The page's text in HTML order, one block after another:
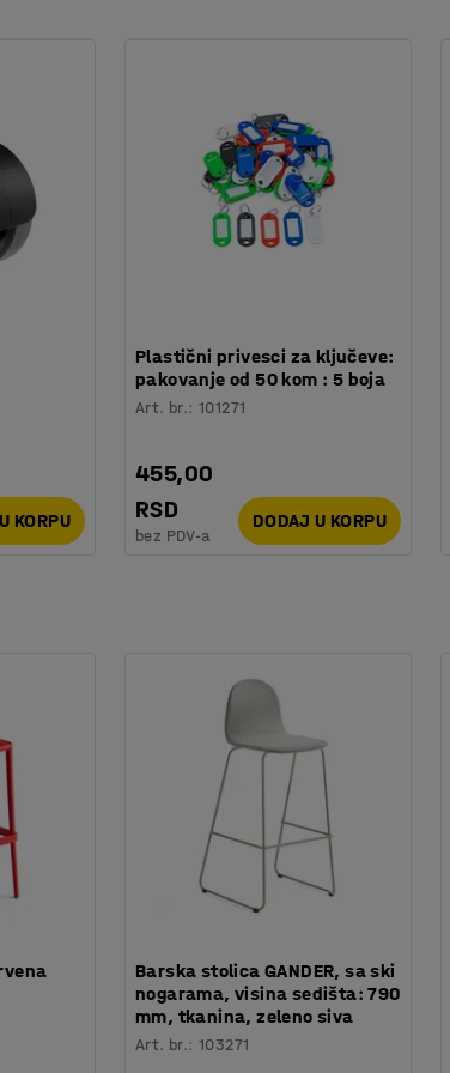
KORPU
Plastični privesci za ključeve:
pakovanje od 50 kom : 5 boja
Art. br.:101271
455,00
RSD
bez PDV-a
DODAJ U KORPU
Barska stolica GANDER, sa ski
nogarama, visina sedišta: 790
mm, tkanina, zeleno siva
Art. br.:103271